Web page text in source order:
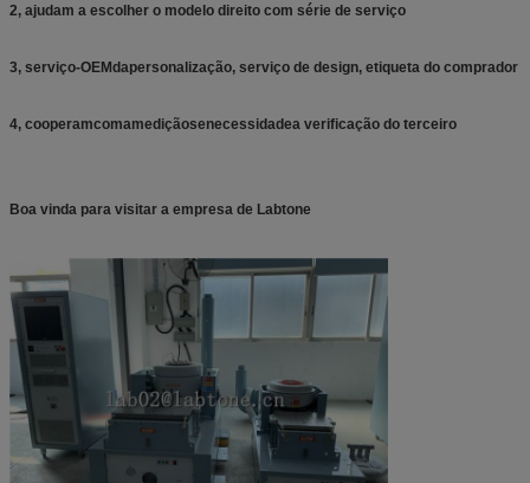
2, ajudam a escolher o modelo direito com série de serviço
3, serviço-OEMdapersonalização, serviço de design, etiqueta do comprador
4, cooperamcomamediçãosenecessidadea verificação do terceiro
Boa vinda para visitar a empresa de Labtone